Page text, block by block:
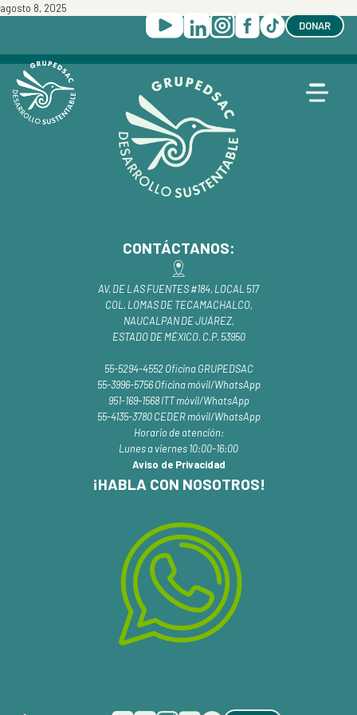
DONAR
agosto 8, 2025
CONTÁCTANOS:
AV. DE LAS FUENTES #184, LOCAL 517
COL. LOMAS DE TECAMACHALCO,
NAUCALPAN DE JUÁREZ,
ESTADO DE MÉXICO. C.P. 53950
55-5294-4552 Oficina GRUPEDSAC
55-3996-5756 Oficina móvil/WhatsApp
951-169-1568 ITT móvil/WhatsApp
55-4135-3780 CEDER móvil/WhatsApp
Horario de atención:
Lunes a viernes 10:00-16:00
Aviso de Privacidad
¡HABLA CON NOSOTROS!